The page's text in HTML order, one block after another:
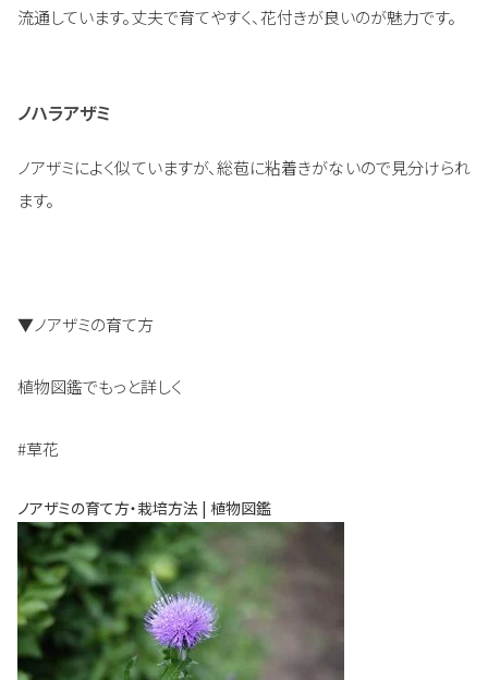
流通しています。丈夫で育てやすく、花付きが良いのが魅力です。
ノハラアザミ
ノアザミによく似ていますが、総苞に粘着きがないので見分けられ
ます。
▼ノアザミの育て方
植物図鑑でもっと詳しく
#草花
ノアザミの育て方・栽培方法 | 植物図鑑